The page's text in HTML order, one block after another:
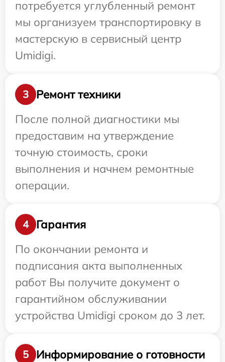
потребуется углубленный ремонт
мы организуем транспортировку в
мастерскую в сервисный центр
Umidigi.
3
Ремонт техники
После полной диагностики мы
предоставим на утверждение
точную стоимость, сроки
выполнения и начнем ремонтные
операции.
4
Гарантия
По окончании ремонта и
подписания акта выполненных
работ Вы получите документ о
гарантийном обслуживании
устройства Umidigi сроком до 3 лет.
5
Информирование о готовности